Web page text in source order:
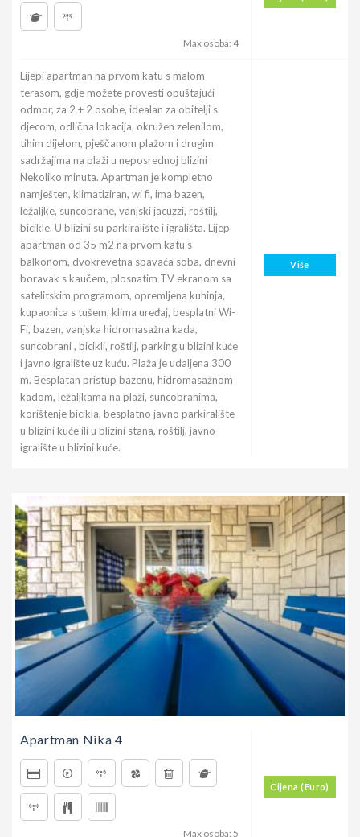
Max osoba: 4
Lijepi apartman na prvom katu s malom
terasom, gdje možete provesti opuštajući
odmor, za 2 + 2 osobe, idealan za obitelji s
djecom, odlična lokacija, okružen zelenilom,
tihim dijelom, pješčanom plažom i drugim
sadržajima na plaži u neposrednoj blizini
Nekoliko minuta. Apartman je kompletno
namješten, klimatiziran, wi fi, ima bazen,
ležaljke, suncobrane, vanjski jacuzzi, roštilj,
bicikle. U blizini su parkiralište i igrališta. Lijep
apartman od 35 m2 na prvom katu s
balkonom, dvokrevetna spavaća soba, dnevni
boravak s kaučem, plosnatim TV ekranom sa
satelitskim programom, opremljena kuhinja,
kupaonica s tušem, klima uređaj, besplatni Wi-
Fi, bazen, vanjska hidromasažna kada,
suncobrani , bicikli, roštilj, parking u blizini kuće
i javno igralište uz kuću. Plaža je udaljena 300
m. Besplatan pristup bazenu, hidromasažnom
kadom, ležaljkama na plaži, suncobranima,
korištenje bicikla, besplatno javno parkiralište
u blizini kuće ili u blizini stana, roštilj, javno
igralište u blizini kuće.
Više
Apartman Nika 4
Max osoba: 5
Cijena (Euro)